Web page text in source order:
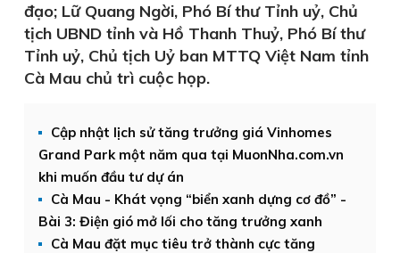
đạo; Lữ Quang Ngời, Phó Bí thư Tỉnh uỷ, Chủ
tịch UBND tỉnh và Hồ Thanh Thuỷ, Phó Bí thư
Tỉnh uỷ, Chủ tịch Uỷ ban MTTQ Việt Nam tỉnh
Cà Mau chủ trì cuộc họp.
Cập nhật lịch sử tăng trưởng giá Vinhomes
Grand Park một năm qua tại MuonNha.com.vn
khi muốn đầu tư dự án
Cà Mau - Khát vọng “biển xanh dựng cơ đồ” -
Bài 3: Điện gió mở lối cho tăng trưởng xanh
Cà Mau đặt mục tiêu trở thành cực tăng